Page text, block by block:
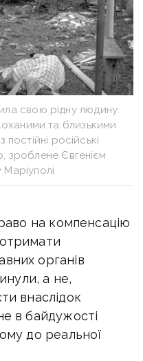
свою рідну людину.
та близькими
російські
зроблене Євгенієм
на компенсацію
органів
а не,
внаслідок
в байдужості
до реальної